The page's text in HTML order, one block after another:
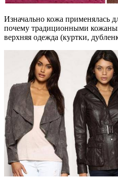
Изначально кожа применялась
почему традиционными
верхняя одежда (куртки,